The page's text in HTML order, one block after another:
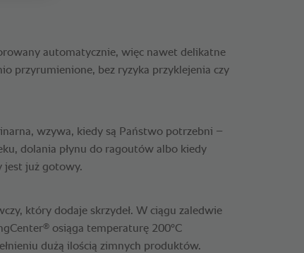
automatycznie, więc nawet delikatne
przyrumienione, bez ryzyka przyklejenia czy
wzywa, kiedy są Państwo potrzebni –
dolania płynu do ragoutów albo kiedy
jest już gotowy.
który dodaje skrzydeł. W ciągu zaledwie
® osiąga temperaturę 200°C
dużą ilością zimnych produktów.